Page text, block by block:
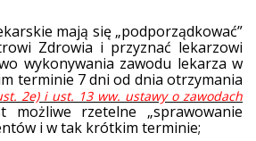
mają się „podporządkować”
Zdrowia i przyznać lekarzowi
wykonywania zawodu lekarza w
terminie 7 dni od dnia otrzymania
2e) i ust. 13 ww. ustawy o zawodach
rzetelne „sprawowanie
i w tak krótkim terminie;